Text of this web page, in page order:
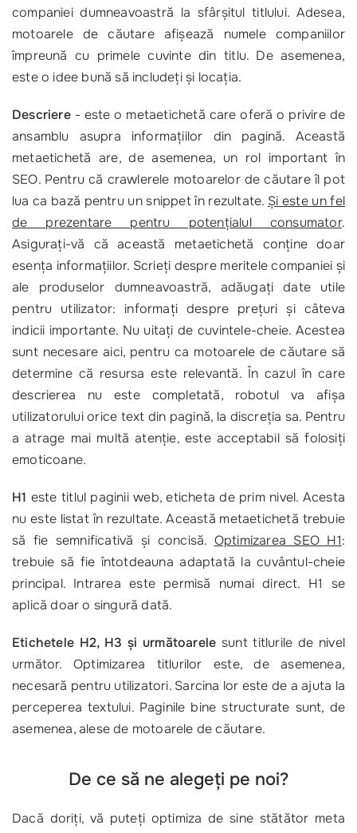
companiei dumneavoastră la sfârșitul titlului. Adesea,
motoarele de căutare afișează numele companiilor
împreună cu primele cuvinte din titlu. De asemenea,
este o idee bună să includeți și locația.
Descriere- este o metaetichetă care oferă o privire de
ansamblu asupra informațiilor din pagină. Această
metaetichetă are, de asemenea, un rol important în
SEO. Pentru că crawlerele motoarelor de căutare îl pot
lua ca bază pentru un snippet în rezultate. Și este un fel
de prezentare pentru potențialul consumator.
Asigurați-vă că această metaetichetă conține doar
esența informațiilor. Scrieți despre meritele companiei și
ale produselor dumneavoastră, adăugați date utile
pentru utilizator: informați despre prețuri și câteva
indicii importante. Nu uitați de cuvintele-cheie. Acestea
sunt necesare aici, pentru ca motoarele de căutare să
determine că resursa este relevantă. În cazul în care
descrierea nu este completată, robotul va afișa
utilizatorului orice text din pagină, la discreția sa. Pentru
a atrage mai multă atenție, este acceptabil să folosiți
emoticoane.
H1 este titlul paginii web, eticheta de prim nivel. Acesta
nu este listat în rezultate. Această metaetichetă trebuie
să fie semnificativă și concisă. Optimizarea SEO H1:
trebuie să fie întotdeauna adaptată la cuvântul-cheie
principal. Intrarea este permisă numai direct. H1 se
aplică doar o singură dată.
Etichetele H2, H3 și următoarele sunt titlurile de nivel
următor. Optimizarea titlurilor este, de asemenea,
necesară pentru utilizatori. Sarcina lor este de a ajuta la
perceperea textului. Paginile bine structurate sunt, de
asemenea, alese de motoarele de căutare.
De ce să ne alegeți pe noi?
Dacă doriți, vă puteți optimiza de sine stătător meta